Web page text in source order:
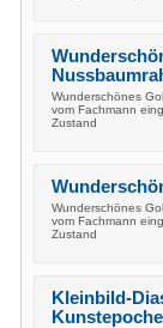
Wunderschönes
vom Fachmann
Zustand
Wunderschönes
vom Fachmann
Zustand
Kleinbild-